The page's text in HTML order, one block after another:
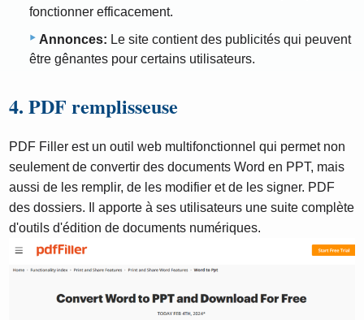
fonctionner efficacement.
Annonces: Le site contient des publicités qui peuvent
être gênantes pour certains utilisateurs.
4. PDF remplisseuse
PDF Filler est un outil web multifonctionnel qui permet non
seulement de convertir des documents Word en PPT, mais
aussi de les remplir, de les modifier et de les signer. PDF
des dossiers. Il apporte à ses utilisateurs une suite complète
d'outils d'édition de documents numériques.